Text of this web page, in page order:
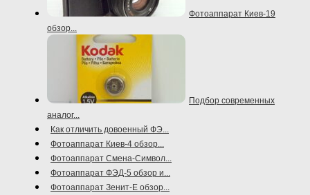
Фотоаппарат Киев-19
обзор...
Подбор современных
аналог...
Как отличить довоенный ФЭ...
Фотоаппарат Киев-4 обзор...
Фотоаппарат Смена-Символ...
Фотоаппарат ФЭД-5 обзор и...
Фотоаппарат Зенит-Е обзор...